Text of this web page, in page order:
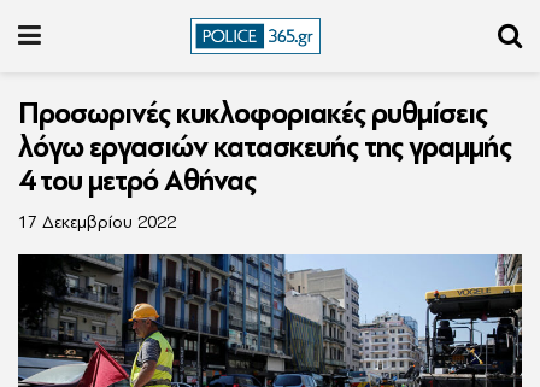
Προσωρινές κυκλοφοριακές ρυθμίσεις
λόγω εργασιών κατασκευής της γραμμής
4 του μετρό Αθήνας
17 Δεκεμβρίου 2022